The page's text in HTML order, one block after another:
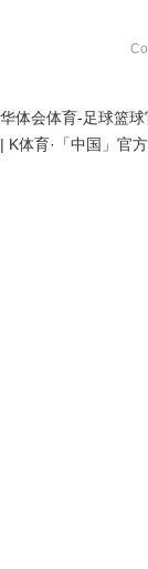
华体会体育-足球篮
| K体育·「中国」官